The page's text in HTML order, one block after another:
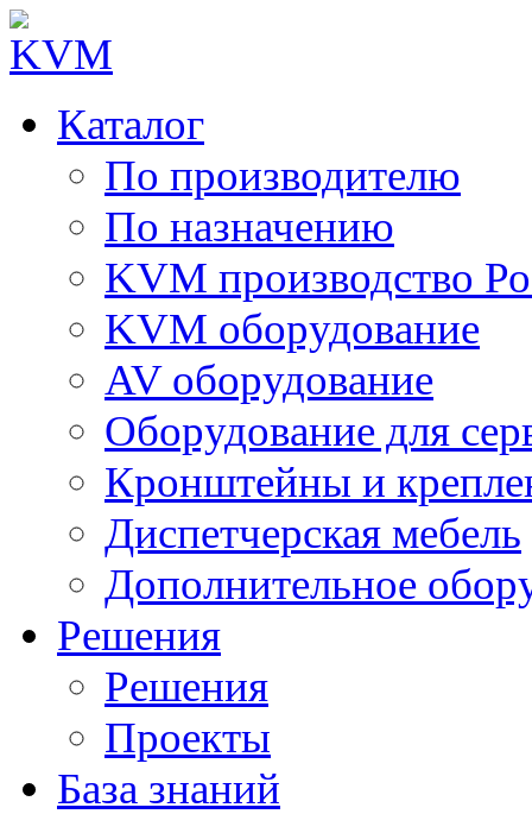
Каталог
По производителю
По назначению
KVM производство
KVM оборудование
AV оборудование
Оборудование для
Кронштейны и
Диспетчерская мебель
Дополнительное
Решения
Решения
Проекты
База знаний